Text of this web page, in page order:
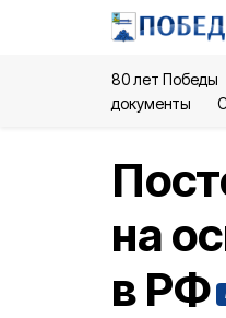
80 лет Победы
документы
на
в РФ